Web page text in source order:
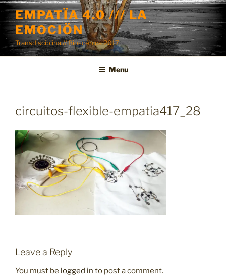
Skip
to
content
EMPATÏA 4.0 /// LA
EMOCIÖN
Transdisciplina // Bioscénica 2017
Menu
circuitos-flexible-empatia417_28
Leave a Reply
You must be logged in to post a comment.